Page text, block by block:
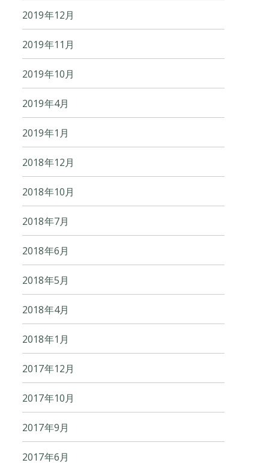
2019年12月
2019年11月
2019年10月
2019年4月
2019年1月
2018年12月
2018年10月
2018年7月
2018年6月
2018年5月
2018年4月
2018年1月
2017年12月
2017年10月
2017年9月
2017年6月